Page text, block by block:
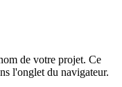
de votre projet. Ce
l'onglet du navigateur.